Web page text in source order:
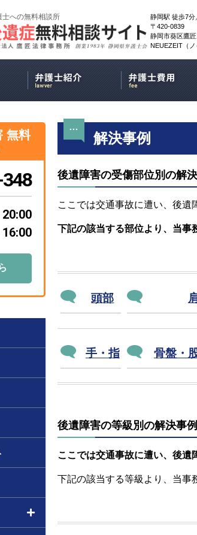
への無料相談所
静岡駅 徒歩7
〒420-0839
静岡市葵区鷹
NEUEZEIT（
解決事例
後遺障害の受傷部位別の解
ここでは交通事故に遭い、後遺
下記の該当する部位より、当事
頭部
手・指 骨盤・
後遺障害の等級別の解決事例
ここでは交通事故に遭い、後遺
下記の該当する等級より、当事
無料